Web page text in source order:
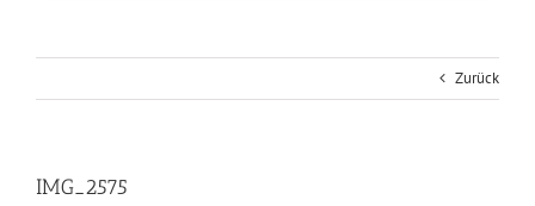
Zurück
IMG_2575